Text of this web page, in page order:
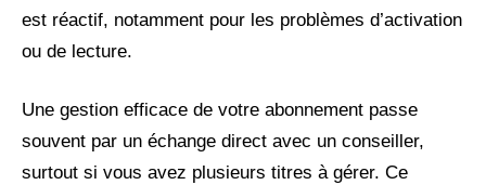
est réactif, notamment pour les problèmes d’activation
ou de lecture.
Une gestion efficace de votre abonnement passe
souvent par un échange direct avec un conseiller,
surtout si vous avez plusieurs titres à gérer. Ce